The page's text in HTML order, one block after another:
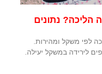
הליכה? נתונים
לפי משקל ומהירות.
לירידה במשקל יעילה.